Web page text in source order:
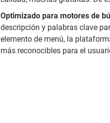
Optimizado para motores de
descripción y palabras clave
elemento de menú, la
más reconocibles para el